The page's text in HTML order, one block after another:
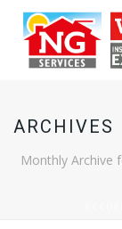
ARCHIVES
Monthly Archive